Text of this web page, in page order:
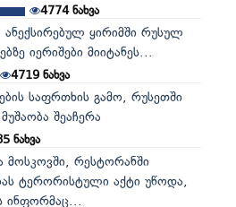
4774ნახვა
ანექსირებულ ყირიმში რუსულ
იერიშები მიიტანეს...
4719ნახვა
საფრთხის გამო, რუსეთში
შეაჩერა
ნახვა
მოსკოვში, რესტორანში
ტერორისტული აქტი უწოდა,
ინფორმაც...